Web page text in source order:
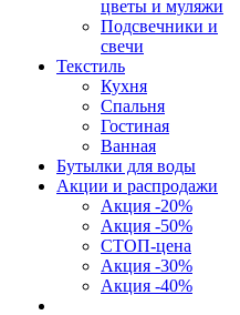
цветы и муляжи
Подсвечники и
свечи
Текстиль
Кухня
Спальня
Гостиная
Ванная
Бутылки для воды
Акции и распродажи
Акция -20%
Акция -50%
СТОП-цена
Акция -30%
Акция -40%